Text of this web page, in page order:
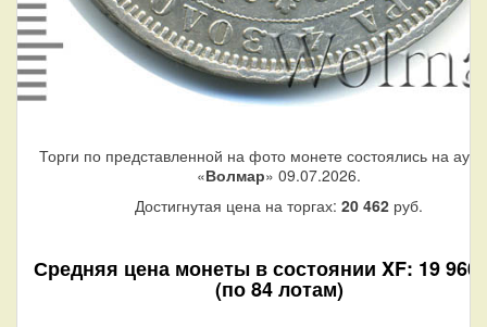
Торги по представленной на фото монете состоялись на
«Волмар» 09.07.2026.
Достигнутая цена на торгах: 20 462 руб.
Средняя цена монеты в состоянии XF: 19 960
(по 84 лотам)